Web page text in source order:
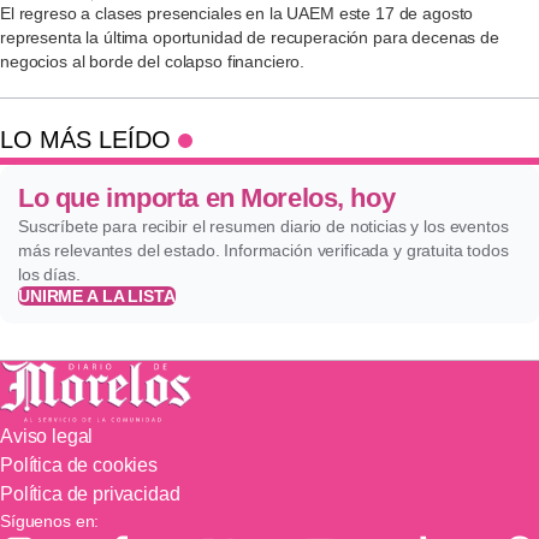
El regreso a clases presenciales en la UAEM este 17 de agosto
representa la última oportunidad de recuperación para decenas de
negocios al borde del colapso financiero.
LO MÁS LEÍDO
Lo que importa en Morelos, hoy
Suscríbete para recibir el resumen diario de noticias y los eventos
más relevantes del estado. Información verificada y gratuita todos
los días.
UNIRME A LA LISTA
Aviso legal
Política de cookies
Política de privacidad
Síguenos en: